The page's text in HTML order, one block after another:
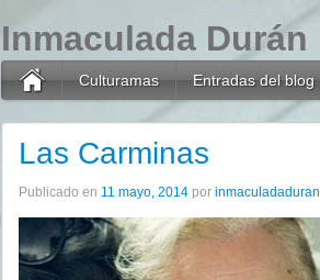
Inmaculada Durán
Culturamas Entradas del blog
Las Carminas
Publicado en 11 mayo, 2014 por inmaculadaduran